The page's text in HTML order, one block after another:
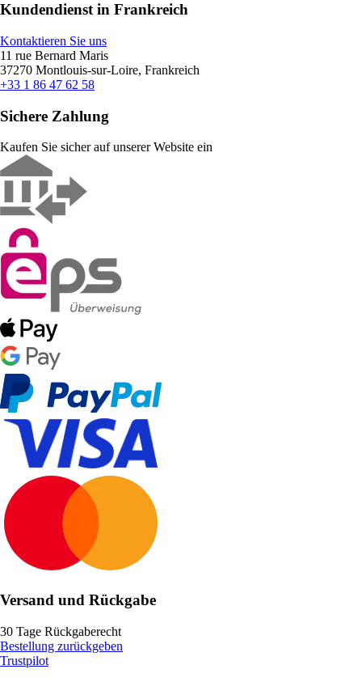
Kundendienst in Frankreich
Kontaktieren Sie uns
11 rue Bernard Maris
37270 Montlouis-sur-Loire, Frankreich
+33 1 86 47 62 58
Sichere Zahlung
Kaufen Sie sicher auf unserer Website ein
Versand und Rückgabe
30 Tage Rückgaberecht
Bestellung zurückgeben
Trustpilot